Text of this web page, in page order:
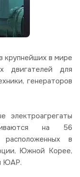
крупнейших в мире
двигателей для
генераторов
электроагрегаты
на 56
расположенных в
Южной Корее,
ЮАР.